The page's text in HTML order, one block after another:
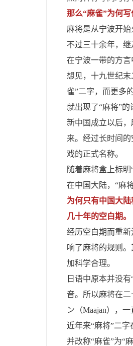
那么“麻雀”为何
麻将是从宁波开
不过三十余年，继
在宁波一带的方言
想见，十九世纪
雀”二字，而更多
就出现了“麻将”的
新中国成立以后
来。经过长时间
戏的正式名称。
随着麻将盒上标
在中国大陆，“麻
为何只有中国大
几十年的空白期。
经历空白期而重
响了麻将的规则
加科学合理。
日语中原本并没
音。所以麻将在
ン（Maajan），一
近年来“麻将”二
并改称“麻雀”为“